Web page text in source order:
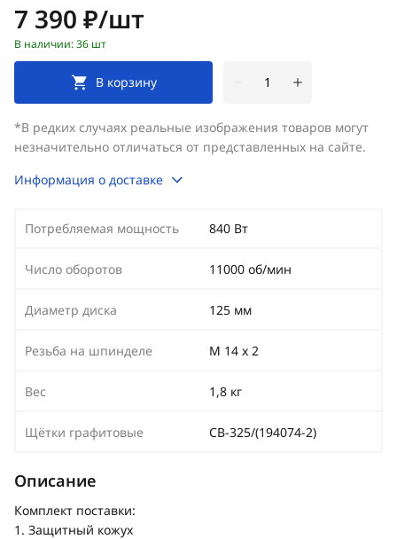
Цена:
7 390 ₽/шт
В наличии: 36 шт
В корзину
*В редких случаях реальные изображения товаров могут
незначительно отличаться от представленных на сайте.
Информация о доставке
Потребляемая мощность 840 Вт
Число оборотов 11000 об/мин
Диаметр диска 125 мм
Резьба на шпинделе М 14 х 2
Вес 1,8 кг
Щётки графитовые СВ-325/(194074-2)
Описание
Комплект поставки:
1. Защитный кожух